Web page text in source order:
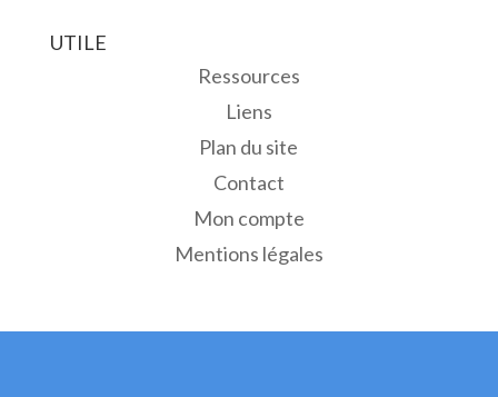
UTILE
Ressources
Liens
Plan du site
Contact
Mon compte
Mentions légales